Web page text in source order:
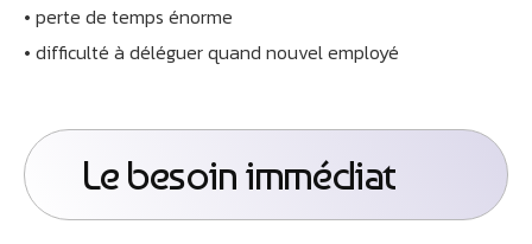
• perte de temps énorme
• difficulté à déléguer quand nouvel employé
Le besoin immédiat